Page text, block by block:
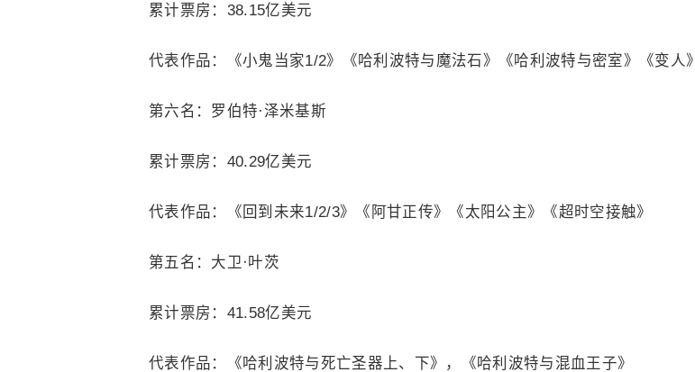
累计票房：38.15亿美元
代表作品：《小鬼当家1/2》《哈利波特与魔法石》《哈利波特与密室》《变人》
第六名：罗伯特·泽米基斯
累计票房：40.29亿美元
代表作品：《回到未来1/2/3》《阿甘正传》《太阳公主》《超时空接触》
第五名：大卫·叶茨
累计票房：41.58亿美元
代表作品：《哈利波特与死亡圣器上、下》，《哈利波特与混血王子》